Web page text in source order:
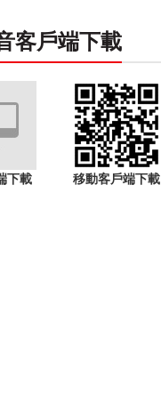
客戶端下載
下載 移動客戶端下載